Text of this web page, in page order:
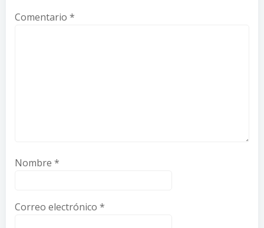
Comentario *
Nombre *
Correo electrónico *